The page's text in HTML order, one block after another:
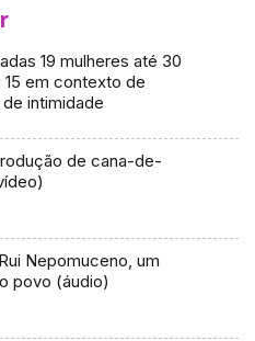
19 mulheres até 30
15 em contexto de
intimidade
de cana-de-
Nepomuceno, um
povo (áudio)